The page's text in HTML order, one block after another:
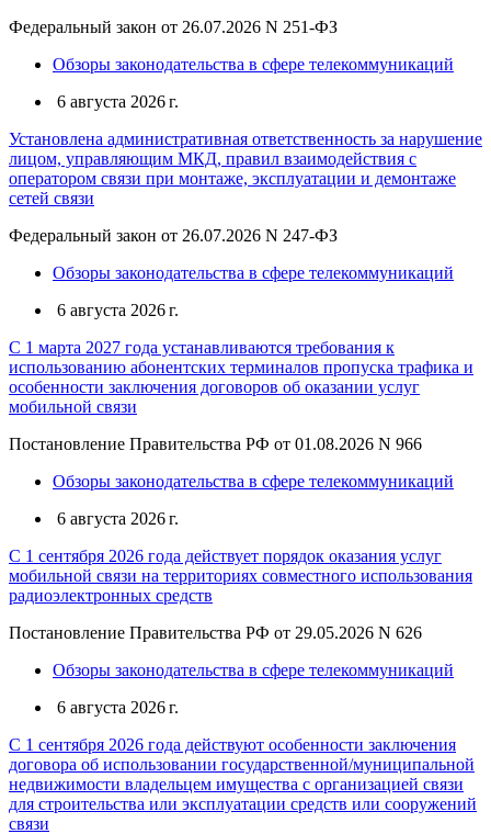
Федеральный закон от 26.07.2026 N 251-ФЗ
Обзоры законодательства в сфере телекоммуникаций
6 августа 2026 г.
Установлена административная ответственность за нарушение
лицом, управляющим МКД, правил взаимодействия с
оператором связи при монтаже, эксплуатации и демонтаже
сетей связи
Федеральный закон от 26.07.2026 N 247-ФЗ
Обзоры законодательства в сфере телекоммуникаций
6 августа 2026 г.
С 1 марта 2027 года устанавливаются требования к
использованию абонентских терминалов пропуска трафика и
особенности заключения договоров об оказании услуг
мобильной связи
Постановление Правительства РФ от 01.08.2026 N 966
Обзоры законодательства в сфере телекоммуникаций
6 августа 2026 г.
С 1 сентября 2026 года действует порядок оказания услуг
мобильной связи на территориях совместного использования
радиоэлектронных средств
Постановление Правительства РФ от 29.05.2026 N 626
Обзоры законодательства в сфере телекоммуникаций
6 августа 2026 г.
С 1 сентября 2026 года действуют особенности заключения
договора об использовании государственной/муниципальной
недвижимости владельцем имущества с организацией связи
для строительства или эксплуатации средств или сооружений
связи